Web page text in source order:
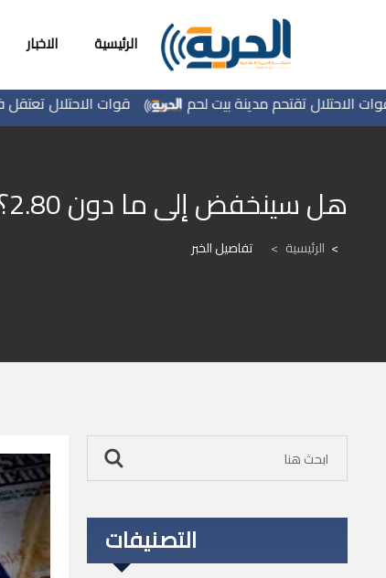
الرئيسية الاخبار
قوات الاحتلال تعتقل فتى تقتحم مدينة بيت لحم
هل سينخفض إلى ما دون 2.80؟ الدولار يواصل الانهيار
الرئيسية > تفاصيل الخبر
التصنيفات